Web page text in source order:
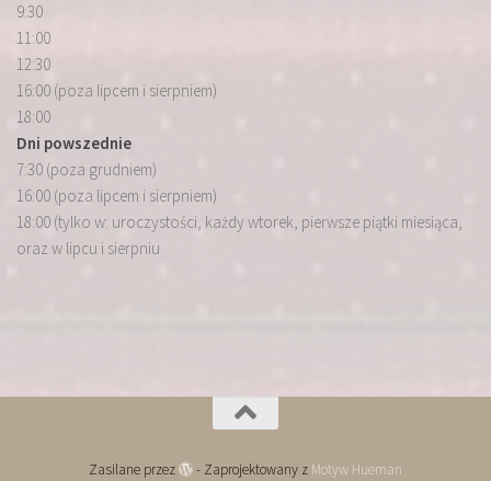
9:30
11:00
12:30
16:00 (poza lipcem i sierpniem)
18:00
Dni powszednie
7:30 (poza grudniem)
16:00 (poza lipcem i sierpniem)
18:00 (tylko w: uroczystości, każdy wtorek, pierwsze piątki miesiąca,
oraz w lipcu i sierpniu
Zasilane przez - Zaprojektowany z Motyw Hueman